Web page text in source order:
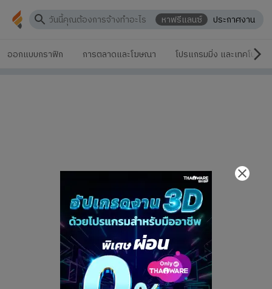
หาฟรีแลนซ์ ประกาศงาน
ออกแบบกราฟิก การตลาดและโฆษณา โปรแกรมมิ่ง และเทคโนโลยี